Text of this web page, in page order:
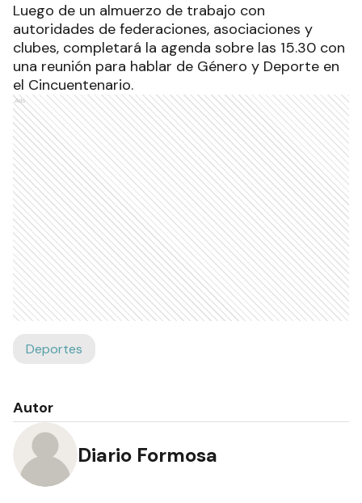
Luego de un almuerzo de trabajo con
autoridades de federaciones, asociaciones y
clubes, completará la agenda sobre las 15.30 con
una reunión para hablar de Género y Deporte en
el Cincuentenario.
Ads
Deportes
Autor
Diario Formosa